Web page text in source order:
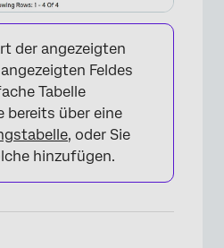
der angezeigten
Feldes
Tabelle
bereits über eine
, oder Sie
hinzufügen.